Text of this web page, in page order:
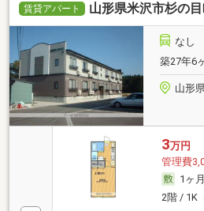
賃貸アパート 山形県米沢市杉の
なし
築27年6
山形
3万円
管理費
1ヶ月
2階 / 1K